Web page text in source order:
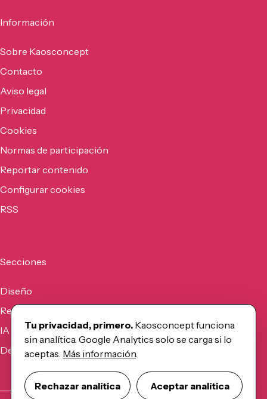
Información
Sobre Kaosconcept
Contacto
Aviso legal
Privacidad
Cookies
Normas de participación
Reportar contenido
Configurar cookies
RSS
Secciones
Diseño
Recursos
IA
Desarrollo
Tu privacidad, primero. Kaosconcept funciona
sin analítica. Google Analytics solo se carga si lo
aceptas. Más información.
Rechazar analítica Aceptar analítica